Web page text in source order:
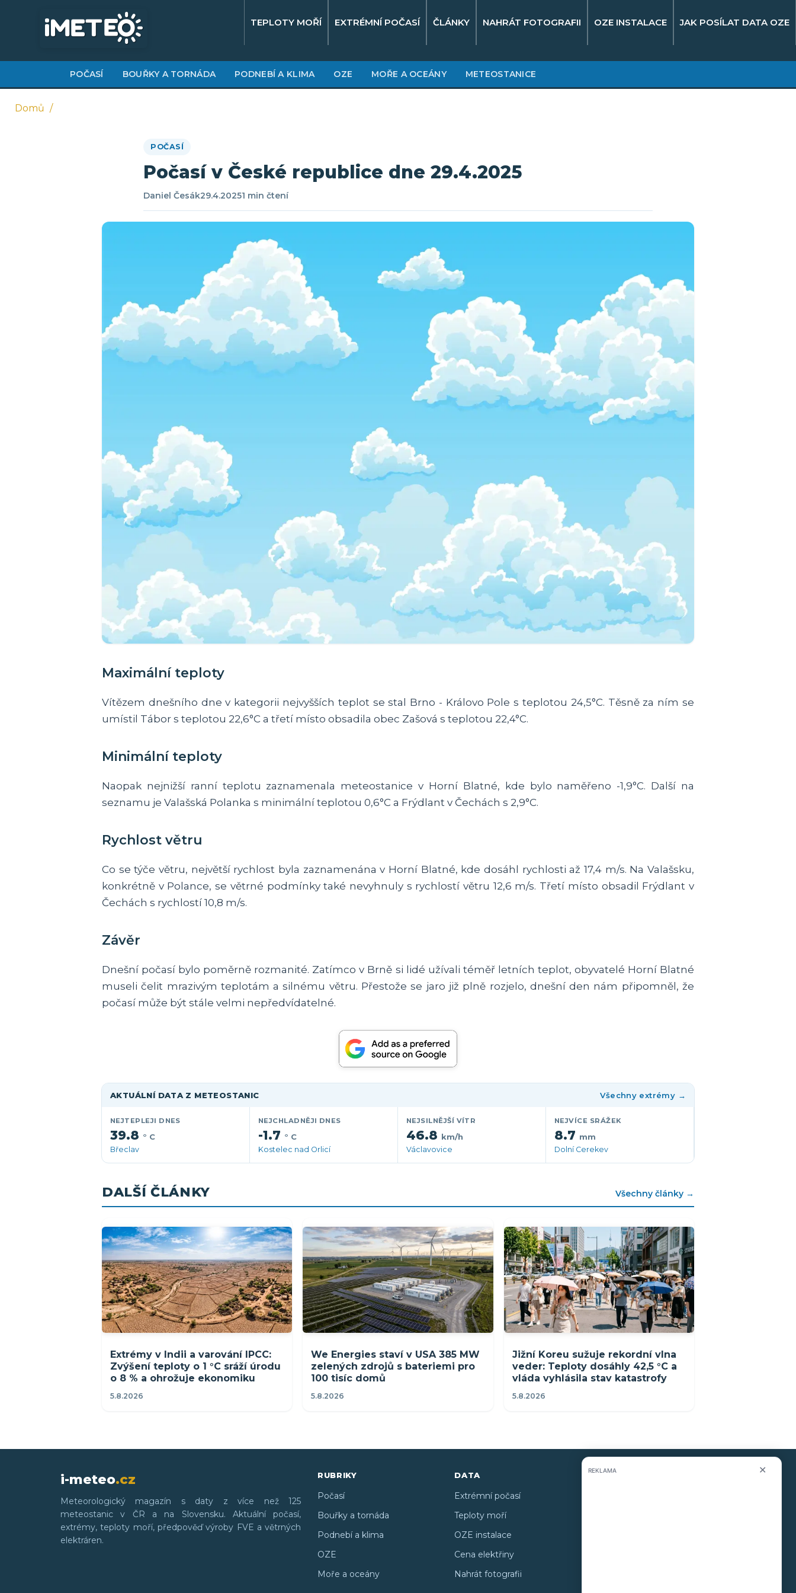
hlavnímu
TEPLOTY MOŘÍ EXTRÉMNÍ POČASÍ ČLÁNKY NAHRÁT FOTOGRAFII OZE INSTALACE JAK POSÍLAT DATA OZE
POČASÍ BOUŘKY A TORNÁDA PODNEBÍ A KLIMA OZE MOŘE A OCEÁNY METEOSTANICE
Domů
POČASÍ
Počasí v České republice dne 29.4.2025
Daniel Česák29.4.20251 min čtení
Maximální teploty
Vítězem dnešního dne v kategorii nejvyšších teplot se stal Brno - Královo Pole s teplotou 24,5°C. Těsně za ním se
umístil Tábor s teplotou 22,6°C a třetí místo obsadila obec Zašová s teplotou 22,4°C.
Minimální teploty
Naopak nejnižší ranní teplotu zaznamenala meteostanice v Horní Blatné, kde bylo naměřeno -1,9°C. Další na
seznamu je Valašská Polanka s minimální teplotou 0,6°C a Frýdlant v Čechách s 2,9°C.
Rychlost větru
Co se týče větru, největší rychlost byla zaznamenána v Horní Blatné, kde dosáhl rychlosti až 17,4 m/s. Na Valašsku,
konkrétně v Polance, se větrné podmínky také nevyhnuly s rychlostí větru 12,6 m/s. Třetí místo obsadil Frýdlant v
Čechách s rychlostí 10,8 m/s.
Závěr
Dnešní počasí bylo poměrně rozmanité. Zatímco v Brně si lidé užívali téměř letních teplot, obyvatelé Horní Blatné
museli čelit mrazivým teplotám a silnému větru. Přestože se jaro již plně rozjelo, dnešní den nám připomněl, že
počasí může být stále velmi nepředvídatelné.
AKTUÁLNÍ DATA Z METEOSTANIC Všechny extrémy →
NEJTEPLEJI DNES
39.8 ° C
Břeclav
NEJCHLADNĚJI DNES
-1.7 ° C
Kostelec nad Orlicí
NEJSILNĚJŠÍ VÍTR
46.8 km/h
Václavovice
NEJVÍCE SRÁŽEK
8.7 mm
Dolní Cerekev
DALŠÍ ČLÁNKY Všechny články →
Extrémy v Indii a varování IPCC:
Zvýšení teploty o 1 °C sráží úrodu
o 8 % a ohrožuje ekonomiku
5.8.2026
We Energies staví v USA 385 MW
zelených zdrojů s bateriemi pro
100 tisíc domů
5.8.2026
Jižní Koreu sužuje rekordní vlna
veder: Teploty dosáhly 42,5 °C a
vláda vyhlásila stav katastrofy
5.8.2026
i-meteo.cz
Meteorologický magazín s daty z více než 125
meteostanic v ČR a na Slovensku. Aktuální počasí,
extrémy, teploty moří, předpověď výroby FVE a větrných
elektráren.
RUBRIKY
Počasí
Bouřky a tornáda
Podnebí a klima
OZE
Moře a oceány
DATA
Extrémní počasí
Teploty moří
OZE instalace
Cena elektřiny
Nahrát fotografii
KONTAKT
REKLAMA ✕